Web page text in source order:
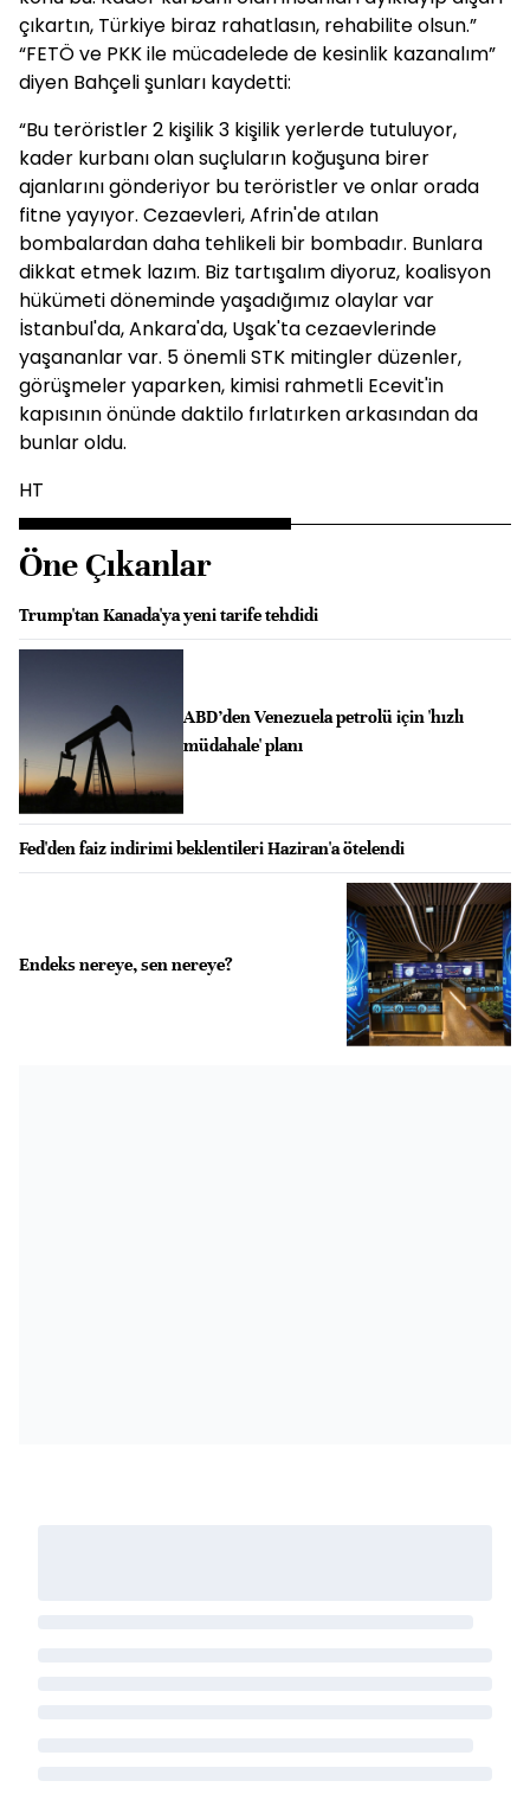
çıkartın, Türkiye biraz rahatlasın, rehabilite olsun.”
“FETÖ ve PKK ile mücadelede de kesinlik kazanalım”
diyen Bahçeli şunları kaydetti:
“Bu teröristler 2 kişilik 3 kişilik yerlerde tutuluyor,
kader kurbanı olan suçluların koğuşuna birer
ajanlarını gönderiyor bu teröristler ve onlar orada
fitne yayıyor. Cezaevleri, Afrin'de atılan
bombalardan daha tehlikeli bir bombadır. Bunlara
dikkat etmek lazım. Biz tartışalım diyoruz, koalisyon
hükümeti döneminde yaşadığımız olaylar var
İstanbul'da, Ankara'da, Uşak'ta cezaevlerinde
yaşananlar var. 5 önemli STK mitingler düzenler,
görüşmeler yaparken, kimisi rahmetli Ecevit'in
kapısının önünde daktilo fırlatırken arkasından da
bunlar oldu.
HT
Öne Çıkanlar
Trump'tan Kanada'ya yeni tarife tehdidi
ABD’den Venezuela petrolü için 'hızlı
müdahale' planı
Fed'den faiz indirimi beklentileri Haziran'a ötelendi
Endeks nereye, sen nereye?